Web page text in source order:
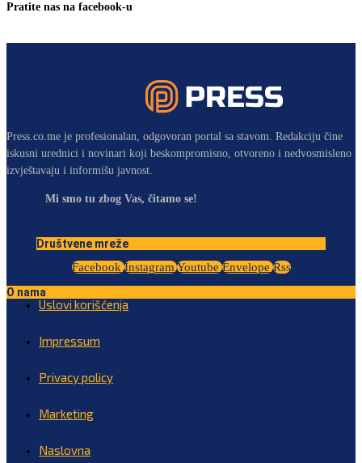
Pratite nas na facebook-u
Press.co.me je profesionalan, odgovoran portal sa stavom. Redakciju čine
iskusni urednici i novinari koji beskompromisno, otvoreno i nedvosmisleno
izvještavaju i informišu javnost.
Mi smo tu zbog Vas, čitamo se!
Društvene mreže
Facebook Instagram Youtube Envelope Rss
O nama
Uslovi korišćenja
Impressum
Privacy policy
Marketing
Naslovna